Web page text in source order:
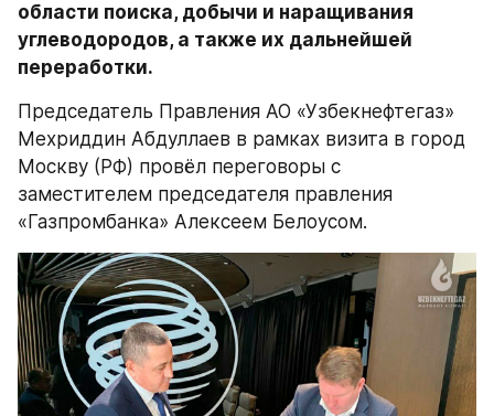
области поиска, добычи и наращивания
углеводородов, а также их дальнейшей
переработки.
Председатель Правления АО «Узбекнефтегаз»
Мехриддин Абдуллаев в рамках визита в город
Москву (РФ) провёл переговоры с
заместителем председателя правления
«Газпромбанка» Алексеем Белоусом.